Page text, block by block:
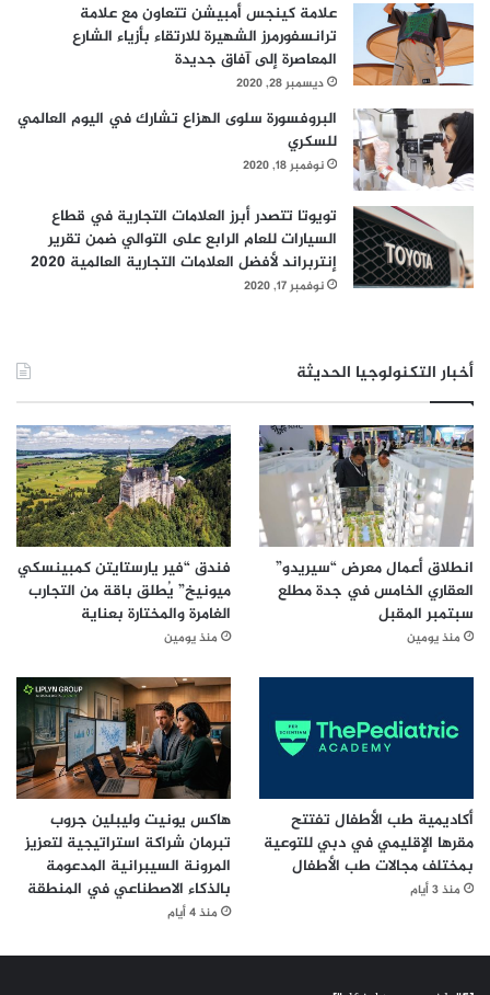
علامة كينجس أمبيشن تتعاون مع علامة
ترانسفورمرز الشهيرة للارتقاء بأزياء الشارع
المعاصرة إلى آفاق جديدة
ديسمبر 28, 2020
البروفسورة سلوى الهزاع تشارك في اليوم العالمي
للسكري
نوفمبر 18, 2020
تويوتا تتصدر أبرز العلامات التجارية في قطاع
السيارات للعام الرابع على التوالي ضمن تقرير
إنتربراند لأفضل العلامات التجارية العالمية 2020
نوفمبر 17, 2020
أخبار التكنولوجيا الحديثة
انطلاق أعمال معرض “سيريدو”
العقاري الخامس في جدة مطلع
سبتمبر المقبل
منذ يومين
فندق “فير يارستايتن كمبينسكي
ميونيخ” يُطلق باقة من التجارب
الغامرة والمختارة بعناية
منذ يومين
أكاديمية طب الأطفال تفتتح
مقرها الإقليمي في دبي للتوعية
بمختلف مجالات طب الأطفال
منذ 3 أيام
هاكس يونيت وليبلين جروب
تبرمان شراكة استراتيجية لتعزيز
المرونة السيبرانية المدعومة
بالذكاء الاصطناعي في المنطقة
منذ 4 أيام